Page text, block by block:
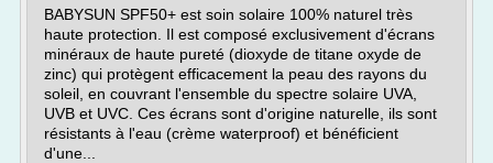
BABYSUN SPF50+ est soin solaire 100% naturel très
haute protection. Il est composé exclusivement d'écrans
minéraux de haute pureté (dioxyde de titane oxyde de
zinc) qui protègent efficacement la peau des rayons du
soleil, en couvrant l'ensemble du spectre solaire UVA,
UVB et UVC. Ces écrans sont d'origine naturelle, ils sont
résistants à l'eau (crème waterproof) et bénéficient
d'une...